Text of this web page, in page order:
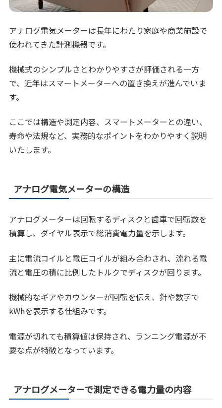
アナログ電気メーターは長年にわたり家庭や商業施設で
使われてきた計測機器です。
機械式のシンプルさとわかりやすさが評価される一方
で、近年はスマートメーターへの置き換えが進んでいま
す。
ここでは構造や測定内容、スマートメーターとの違い、
寿命や法規など、実務的なポイントをわかりやすく説明
いたします。
アナログ電気メーターの構造
アナログメーターは回転するディスクと歯車で回転数を
積算し、ダイヤル表示で総消費電力量を示します。
主に電流コイルと電圧コイルが組み合わされ、流れる電
流と電圧の積に比例したトルクでディスクが回ります。
機械的なギアやカウンターが回転を伝え、針や数字で
kWhを表示する仕組みです。
電源が切れても積算値は保持され、ランニング電源が不
要な点が特徴となっています。
アナログメーターで測定できる電力量の内容